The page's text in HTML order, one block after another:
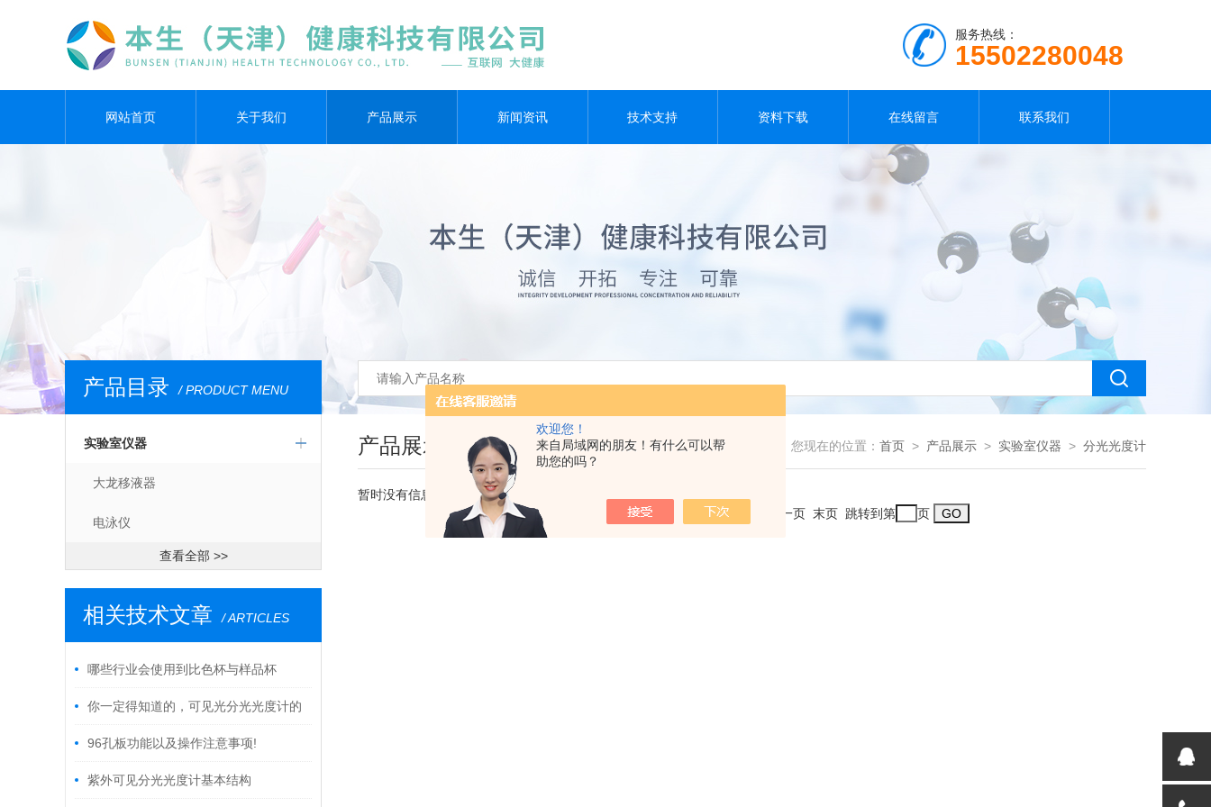
欢迎您！
来自局域网的朋友！有什么可以帮
助您的吗？
服务热线：
15502280048
网站首页 关于我们 产品展示 新闻资讯 技术支持 资料下载 在线留言 联系我们
产品目录 / PRODUCT MENU
实验室仪器
大龙移液器
电泳仪
查看全部 >>
相关技术文章 / ARTICLES
哪些行业会使用到比色杯与样品杯
你一定得知道的，可见光分光光度计的
这些事儿！
96孔板功能以及操作注意事项!
紫外可见分光光度计基本结构
产品展示 您现在的位置： 首页 > 产品展示 > 实验室仪器 > 分光光度计
暂时没有信息
共 0 条记录，当前 1 / 1 页 首页 上一页 下一页 末页 跳转到第
页